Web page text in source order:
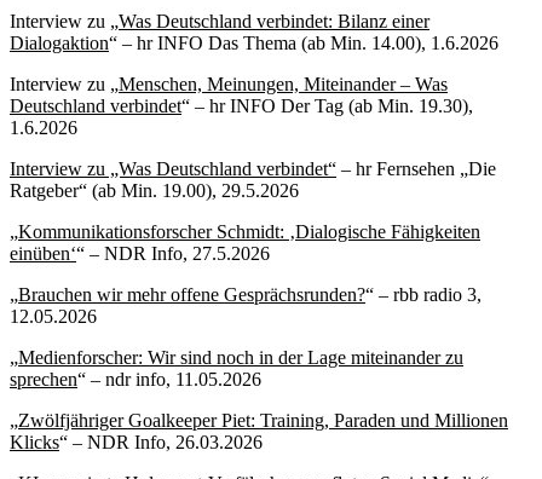
Interview zu „Was Deutschland verbindet: Bilanz einer
Dialogaktion“ – hr INFO Das Thema (ab Min. 14.00), 1.6.2026
Interview zu „Menschen, Meinungen, Miteinander – Was
Deutschland verbindet“ – hr INFO Der Tag (ab Min. 19.30),
1.6.2026
Interview zu „Was Deutschland verbindet“ – hr Fernsehen „Die
Ratgeber“ (ab Min. 19.00), 29.5.2026
„Kommunikationsforscher Schmidt: ‚Dialogische Fähigkeiten
einüben‘“ – NDR Info, 27.5.2026
„Brauchen wir mehr offene Gesprächsrunden?“ – rbb radio 3,
12.05.2026
„Medienforscher: Wir sind noch in der Lage miteinander zu
sprechen“ – ndr info, 11.05.2026
„Zwölfjähriger Goalkeeper Piet: Training, Paraden und Millionen
Klicks“ – NDR Info, 26.03.2026